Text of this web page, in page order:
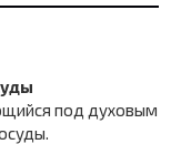
под духовым